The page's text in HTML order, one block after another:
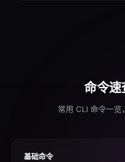
命令速
常用 CLI 命令一览
基础命令